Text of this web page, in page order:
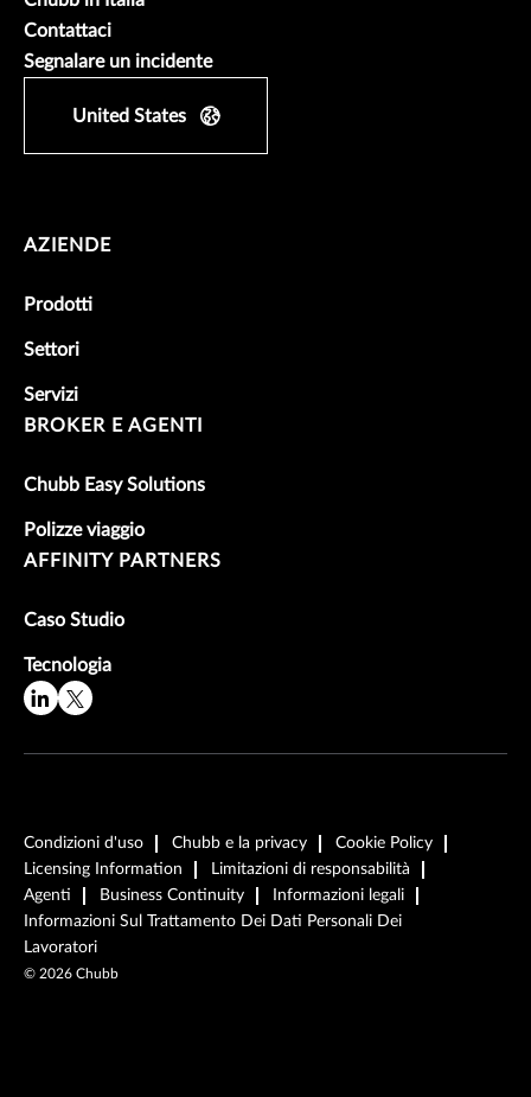
Contattaci
Segnalare un incidente
United States
AZIENDE
Prodotti
Settori
Servizi
BROKER E AGENTI
Chubb Easy Solutions
Polizze viaggio
AFFINITY PARTNERS
Caso Studio
Tecnologia
Condizioni d'uso Chubb e la privacy
Cookie Policy
Licensing Information
Limitazioni di responsabilità
Agenti
Business Continuity
Informazioni legali
Informazioni Sul Trattamento Dei Dati Personali Dei
Lavoratori
© 2026 Chubb